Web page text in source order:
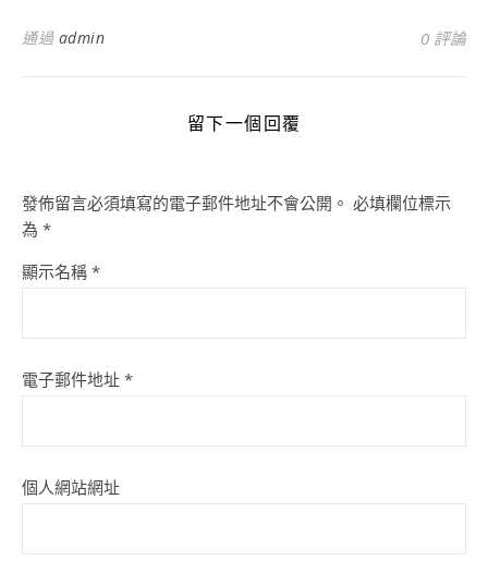
通過 admin 0 評論
留下一個回覆
發佈留言必須填寫的電子郵件地址不會公開。 必填欄位標示
為 *
顯示名稱 *
電子郵件地址 *
個人網站網址